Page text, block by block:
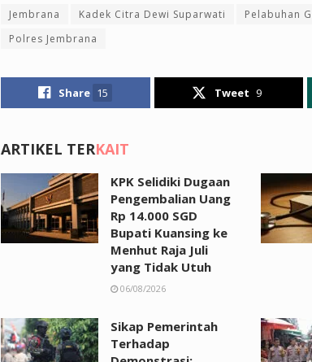
Jembrana
Kadek Citra Dewi Suparwati Pelabuhan
Polres Jembrana
Share 15 Tweet 9
ARTIKEL TERKAIT
KPK Selidiki Dugaan
Pengembalian Uang
Rp 14.000 SGD
Bupati Kuansing ke
Menhut Raja Juli
yang Tidak Utuh
06/08/2026
Sikap Pemerintah
Terhadap